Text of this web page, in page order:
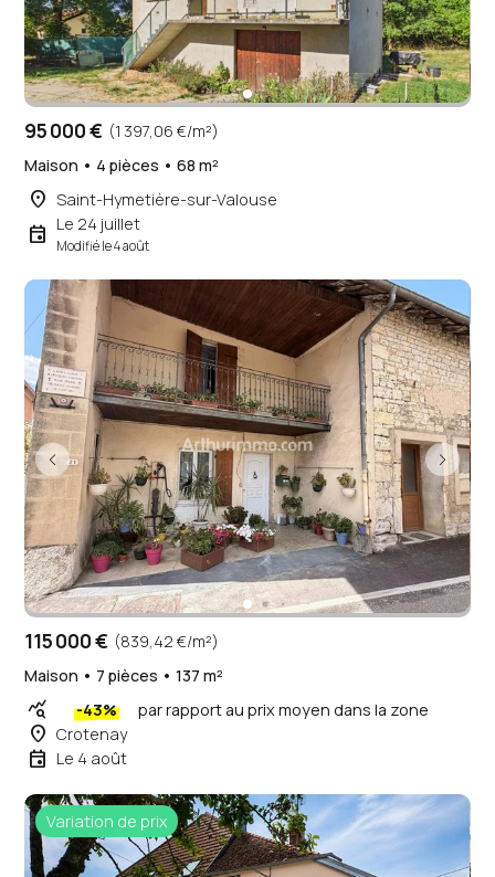
95 000 € (1 397,06 €/m²)
Maison • 4 pièces • 68 m²
place Saint-Hymetière-sur-Valouse
event Le 24 juillet
Modifié le 4 août
115 000 € (839,42 €/m²)
Maison • 7 pièces • 137 m²
query_stats -43% par rapport au prix moyen dans la zone
place Crotenay
event Le 4 août
Variation de prix